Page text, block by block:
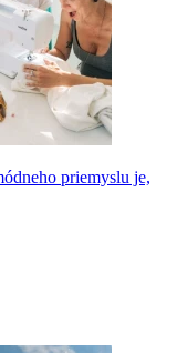
priemyslu je,